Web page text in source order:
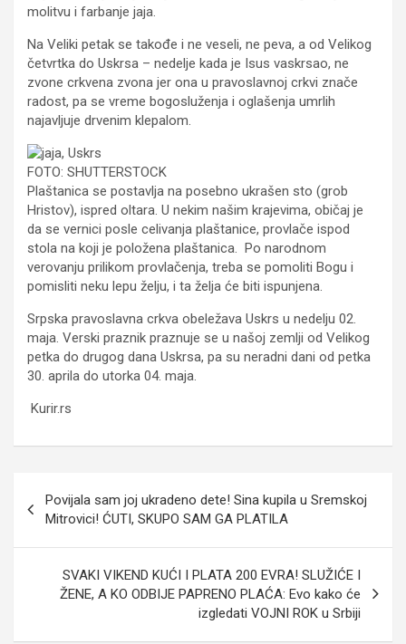
molitvu i farbanje jaja.
Na Veliki petak se takođe i ne veseli, ne peva, a od Velikog
četvrtka do Uskrsa – nedelje kada je Isus vaskrsao, ne
zvone crkvena zvona jer ona u pravoslavnoj crkvi znače
radost, pa se vreme bogosluženja i oglašenja umrlih
najavljuje drvenim klepalom.
FOTO: SHUTTERSTOCK
Plaštanica se postavlja na posebno ukrašen sto (grob
Hristov), ispred oltara. U nekim našim krajevima, običaj je
da se vernici posle celivanja plaštanice, provlače ispod
stola na koji je položena plaštanica. Po narodnom
verovanju prilikom provlačenja, treba se pomoliti Bogu i
pomisliti neku lepu želju, i ta želja će biti ispunjena.
Srpska pravoslavna crkva obeležava Uskrs u nedelju 02.
maja. Verski praznik praznuje se u našoj zemlji od Velikog
petka do drugog dana Uskrsa, pa su neradni dani od petka
30. aprila do utorka 04. maja.
Kurir.rs
чланка
Povijala sam joj ukradeno dete! Sina kupila u Sremskoj
Mitrovici! ĆUTI, SKUPO SAM GA PLATILA
SVAKI VIKEND KUĆI I PLATA 200 EVRA! SLUŽIĆE I
ŽENE, A KO ODBIJE PAPRENO PLAĆA: Evo kako će
izgledati VOJNI ROK u Srbiji